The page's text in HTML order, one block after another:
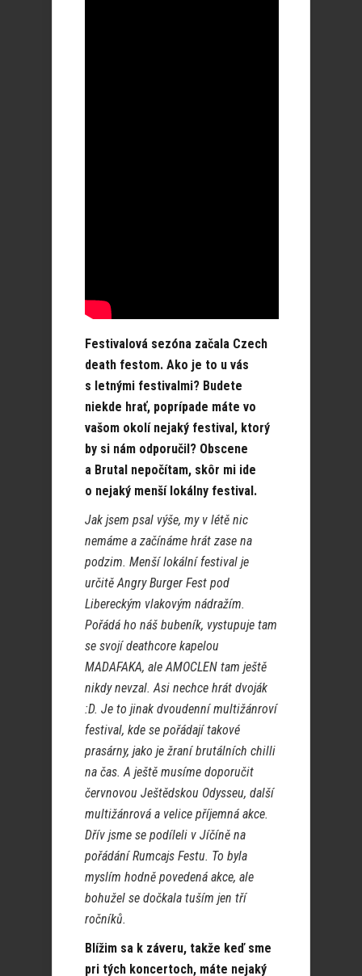
Festivalová sezóna začala Czech
death festom. Ako je to u vás
s letnými festivalmi? Budete
niekde hrať, poprípade máte vo
vašom okolí nejaký festival, ktorý
by si nám odporučil? Obscene
a Brutal nepočítam, skôr mi ide
o nejaký menší lokálny festival.
Jak jsem psal výše, my v létě nic
nemáme a začínáme hrát zase na
podzim. Menší lokální festival je
určitě Angry Burger Fest pod
Libereckým vlakovým nádražím.
Pořádá ho náš bubeník, vystupuje tam
se svojí deathcore kapelou
MADAFAKA, ale AMOCLEN tam ještě
nikdy nevzal. Asi nechce hrát dvoják
:D. Je to jinak dvoudenní multižánroví
festival, kde se pořádají takové
prasárny, jako je žraní brutálních chilli
na čas. A ještě musíme doporučit
červnovou Ještědskou Odysseu, další
multižánrová a velice příjemná akce.
Dřív jsme se podíleli v Jíčíně na
pořádání Rumcajs Festu. To byla
myslím hodně povedená akce, ale
bohužel se dočkala tuším jen tří
ročníků.
Blížim sa k záveru, takže keď sme
pri tých koncertoch, máte nejaký